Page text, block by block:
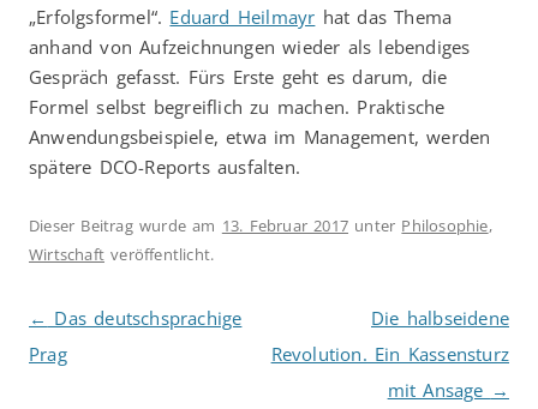
„Erfolgsformel“. Eduard Heilmayr hat das Thema
anhand von Aufzeichnungen wieder als lebendiges
Gespräch gefasst. Fürs Erste geht es darum, die
Formel selbst begreiflich zu machen. Praktische
Anwendungsbeispiele, etwa im Management, werden
spätere DCO-Reports ausfalten.
Dieser Beitrag wurde am 13. Februar 2017 unter Philosophie,
Wirtschaft veröffentlicht.
Beitragsnavigation
← Das deutschsprachige
Prag
Die halbseidene
Revolution. Ein Kassensturz
mit Ansage →